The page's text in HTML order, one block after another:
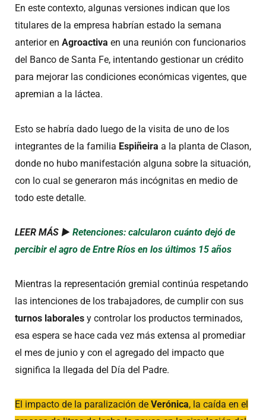
En este contexto, algunas versiones indican que los
titulares de la empresa habrían estado la semana
anterior en Agroactiva en una reunión con funcionarios
del Banco de Santa Fe, intentando gestionar un crédito
para mejorar las condiciones económicas vigentes, que
apremian a la láctea.
Esto se habría dado luego de la visita de uno de los
integrantes de la familia Espiñeira a la planta de Clason,
donde no hubo manifestación alguna sobre la situación,
con lo cual se generaron más incógnitas en medio de
todo este detalle.
LEER MÁS ► Retenciones: calcularon cuánto dejó de
percibir el agro de Entre Ríos en los últimos 15 años
Mientras la representación gremial continúa respetando
las intenciones de los trabajadores, de cumplir con sus
turnos laborales y controlar los productos terminados,
esa espera se hace cada vez más extensa al promediar
el mes de junio y con el agregado del impacto que
significa la llegada del Día del Padre.
El impacto de la paralización de Verónica, la caída en el